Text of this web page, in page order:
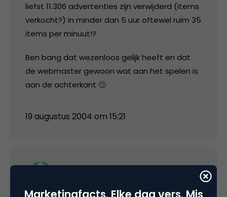
liefst 11.306 advertenties zijn verwijderd (items
verkocht?) in minder dan 5 uur oftewel ruim 35
items per minuut!?
Ben bang dat wezenloos gelijk heeft en dat
de webmaster gewoon wat aan het spelen is
aan de achterkant 🙂
19 augustus 2004 om 15:21
Marketingfacts. Elke dag vers. Mis